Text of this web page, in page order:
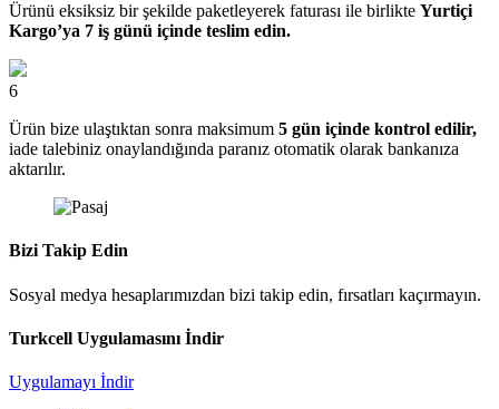
Ürünü eksiksiz bir şekilde paketleyerek faturası ile birlikte Yurtiçi
Kargo’ya 7 iş günü içinde teslim edin.
6
Ürün bize ulaştıktan sonra maksimum 5 gün içinde kontrol edilir,
iade talebiniz onaylandığında paranız otomatik olarak bankanıza
aktarılır.
Bizi Takip Edin
Sosyal medya hesaplarımızdan bizi takip edin, fırsatları kaçırmayın.
Turkcell Uygulamasını İndir
Uygulamayı İndir